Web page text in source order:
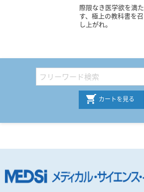
際限なき医学欲を満た
す、極上の教科書を召
し上がれ。
カートを見る